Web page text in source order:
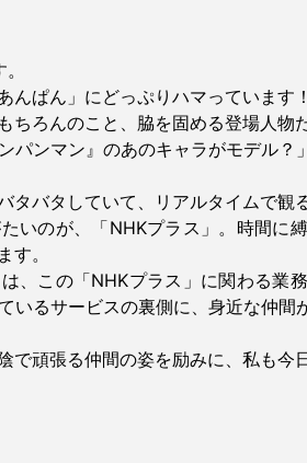
んぱん」にどっぷりハマっています！
ちろんのこと、脇を固める登場人物
パンマン』のあのキャラがモデル
タバタしていて、リアルタイムで観
いのが、「NHKプラス」。時間に
す。
、この「NHKプラス」に関わる業
いるサービスの裏側に、身近な仲
で頑張る仲間の姿を励みに、私も今